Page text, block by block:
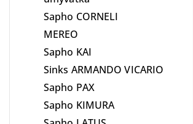
Sapho CORNELI
MEREO
Sapho KAI
Sinks ARMANDO VICARIO
Sapho PAX
Sapho KIMURA